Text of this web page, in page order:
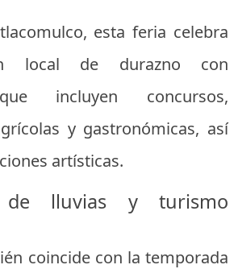
esta feria celebra
local de durazno con
incluyen concursos,
y gastronómicas, así
artísticas.
de lluvias y turismo
coincide con la temporada